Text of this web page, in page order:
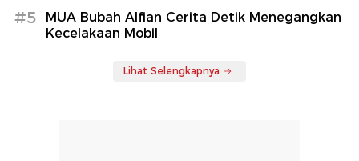
#5
MUA Bubah Alfian Cerita Detik Menegangkan
Kecelakaan Mobil
Lihat Selengkapnya